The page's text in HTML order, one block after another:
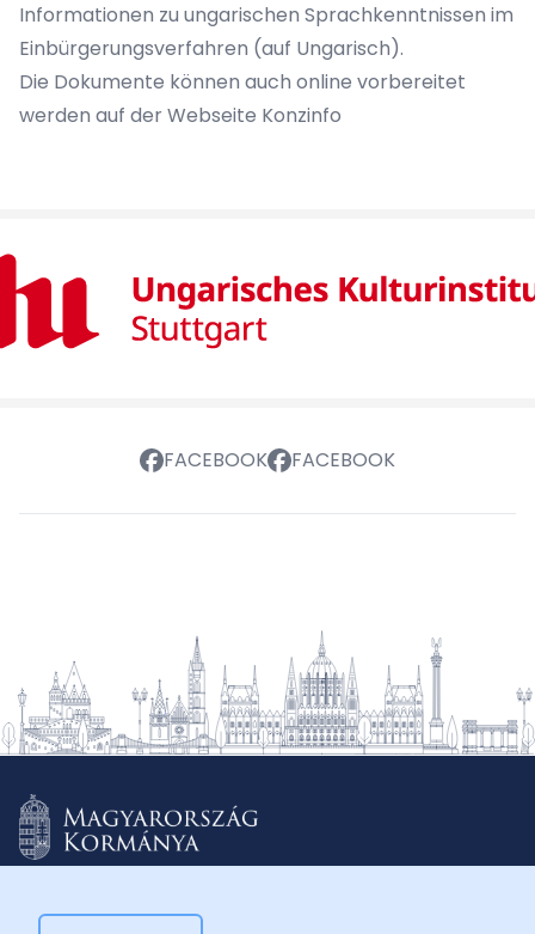
Informationen zu ungarischen Sprachkenntnissen im
Einbürgerungsverfahren (auf Ungarisch).
Die Dokumente können auch online vorbereitet
werden auf derWebseite Konzinfo
FACEBOOK FACEBOOK